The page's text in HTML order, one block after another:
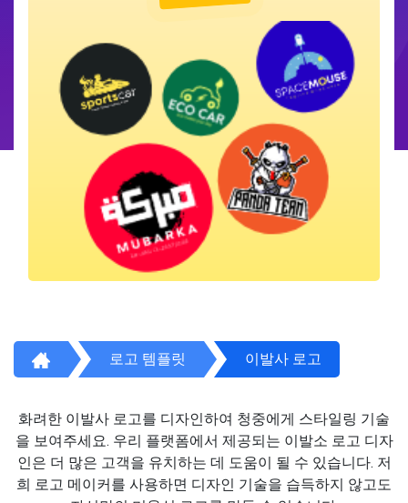
로고 템플릿 이발사 로고
화려한 이발사 로고를 디자인하여 청중에게 스타일링 기술
을 보여주세요. 우리 플랫폼에서 제공되는 이발소 로고 디자
인은 더 많은 고객을 유치하는 데 도움이 될 수 있습니다. 저
희 로고 메이커를 사용하면 디자인 기술을 습득하지 않고도